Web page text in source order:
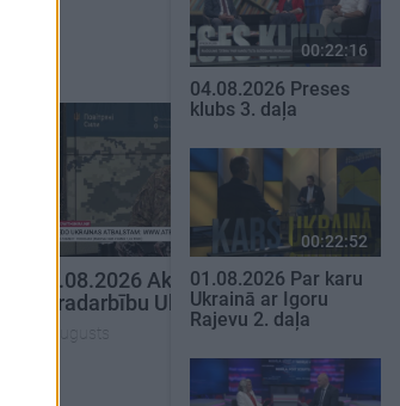
00:22:38
04.08.2026 Aktuālais par
karadarbību Ukrainā 2. daļa
4. augusts
SKATĪT VISUS
00:22:16
04.08.2026 Preses
klubs 3. daļa
00:22:52
01.08.2026 Par karu
Ukrainā ar Igoru
Rajevu 2. daļa